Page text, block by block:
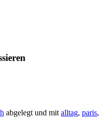
abgelegt und mit alltag, paris,